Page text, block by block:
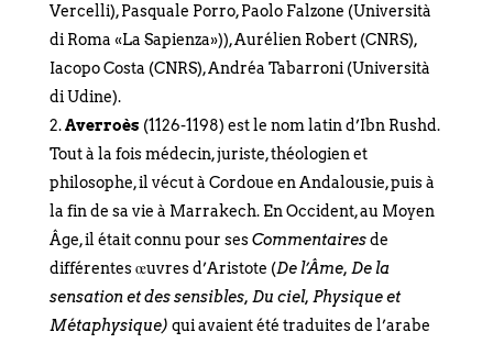
Vercelli), Pasquale Porro, Paolo Falzone (Università
di Roma «La Sapienza»)), Aurélien Robert (CNRS),
Iacopo Costa (CNRS), Andréa Tabarroni (Università
di Udine).
Averroès (1126-1198) est le nom latin d’Ibn Rushd.
Tout à la fois médecin, juriste, théologien et
philosophe, il vécut à Cordoue en Andalousie, puis à
la fin de sa vie à Marrakech. En Occident, au Moyen
Âge, il était connu pour sesCommentairesde
différentes œuvres d’Aristote (De l’Âme, De la
sensation et des sensibles, Du ciel, Physique et
Métaphysique) qui avaient été traduites de l’arabe